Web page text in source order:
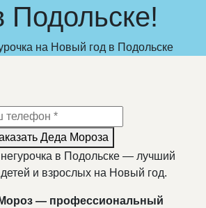
Подольске!
Деда Мороза
в Подольске — лучший
и взрослых на Новый год.
— профессиональный